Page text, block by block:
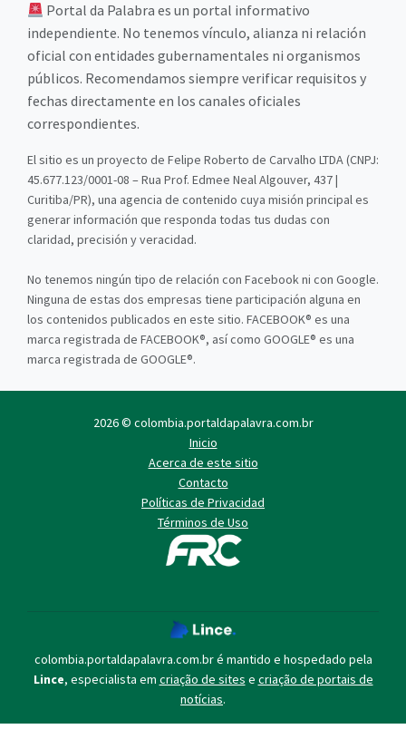
Portal da Palabra es un portal informativo
independiente. No tenemos vínculo, alianza ni relación
oficial con entidades gubernamentales ni organismos
públicos. Recomendamos siempre verificar requisitos y
fechas directamente en los canales oficiales
correspondientes.
El sitio es un proyecto de Felipe Roberto de Carvalho LTDA (CNPJ:
45.677.123/0001-08 – Rua Prof. Edmee Neal Algouver, 437 |
Curitiba/PR), una agencia de contenido cuya misión principal es
generar información que responda todas tus dudas con
claridad, precisión y veracidad.
No tenemos ningún tipo de relación con Facebook ni con Google.
Ninguna de estas dos empresas tiene participación alguna en
los contenidos publicados en este sitio. FACEBOOK® es una
marca registrada de FACEBOOK®, así como GOOGLE® es una
marca registrada de GOOGLE®.
2026 © colombia.portaldapalavra.com.br
Inicio
Acerca de este sitio
Contacto
Políticas de Privacidad
Términos de Uso
colombia.portaldapalavra.com.br é mantido e hospedado pela
Lince, especialista em criação de sites e criação de portais de
notícias.